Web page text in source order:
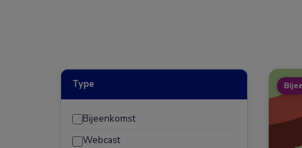
Type
Bijeenkomst
Webcast